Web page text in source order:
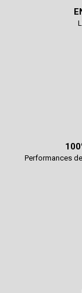
Performances